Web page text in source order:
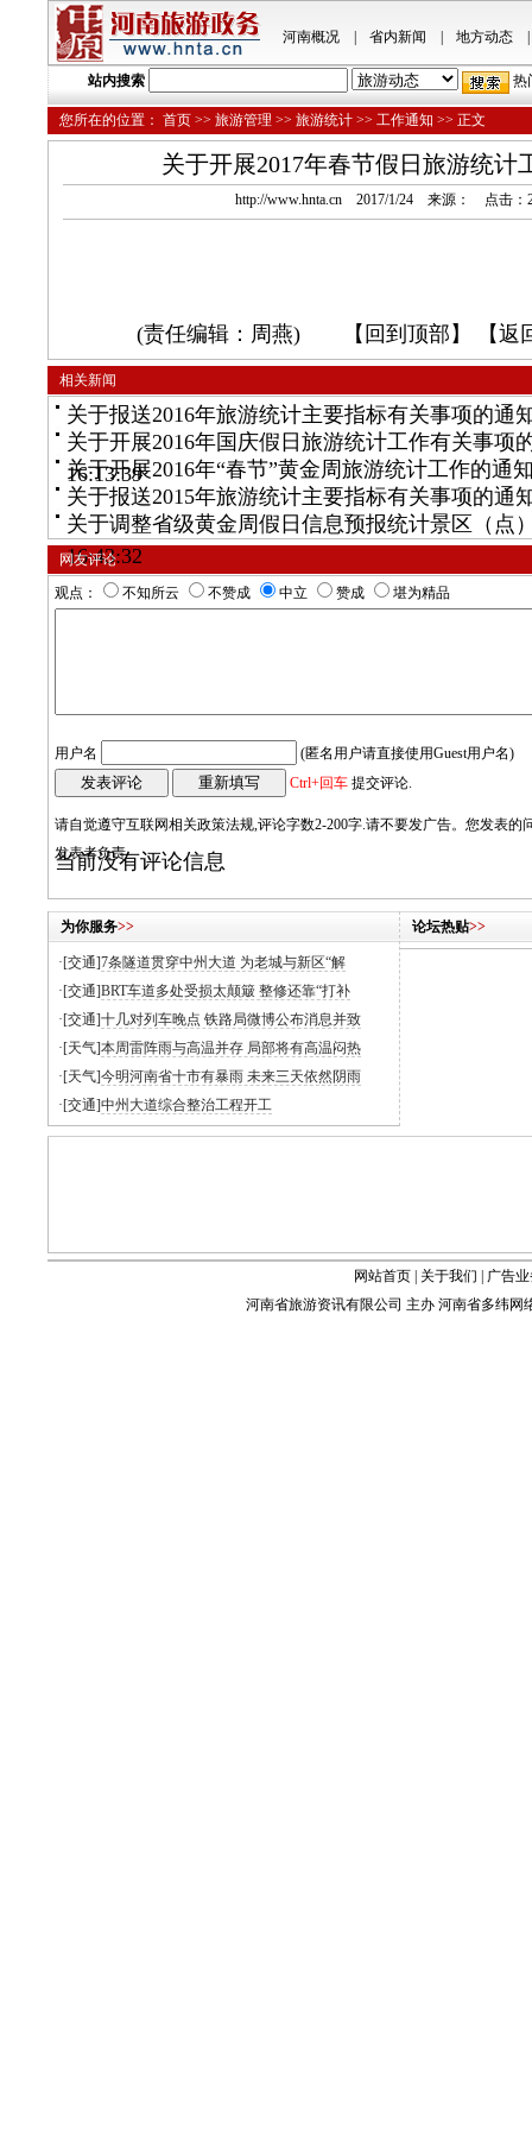
河南概况| 省内新闻 地方动态|
站内搜索 热
您所在的位置： 首页 >> 旅游管理 >> 旅游统计 >> 工作通知 >> 正文
关于开展2017年春节假日旅游统计
http://www.hnta.cn 2017/1/24 来源： 点击：
(责任编辑：周燕) 【 回到顶部 】 【返
相关新闻
关于报送2016年旅游统计主要指标有关事项的通
关于开展2016年国庆假日旅游统计工作有关事项
16:13:39
关于开展2016年“春节”黄金周旅游统计工作的通
关于报送2015年旅游统计主要指标有关事项的通
关于调整省级黄金周假日信息预报统计景区（点
16:43:32
网友评论
观点：
不知所云 不赞成 中立 赞成 堪为精品
用户名
(匿名用户请直接使用Guest用户名)
Ctrl+回车 提交评论.
请自觉遵守互联网相关政策法规,评论字数2-200字.请不要发广告。您发表的
发表者负责
当前没有评论信息
为你服务>>
·[交通]7条隧道贯穿中州大道 为老城与新区“解
·[交通]BRT车道多处受损太颠簸 整修还靠“打补
·[交通]十几对列车晚点 铁路局微博公布消息并致
·[天气]本周雷阵雨与高温并存 局部将有高温闷热
·[天气]今明河南省十市有暴雨 未来三天依然阴雨
·[交通]中州大道综合整治工程开工
论坛热贴>>
网站首页 关于我们
广告
河南省旅游资讯有限公司 主办 河南省多纬